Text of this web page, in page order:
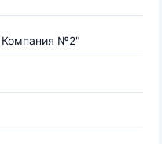
№2"